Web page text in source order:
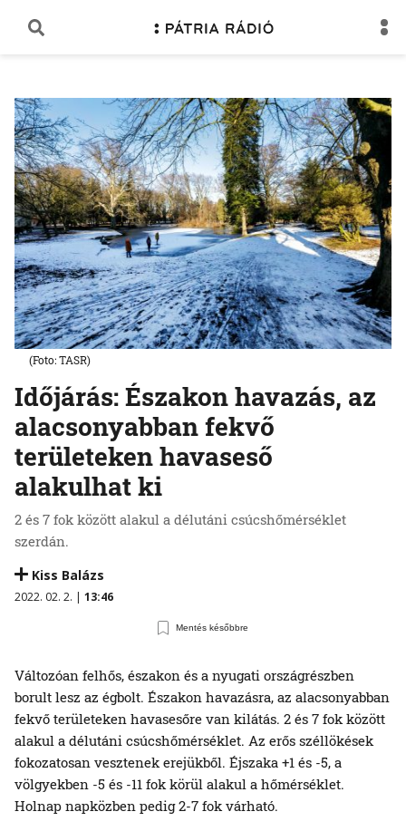
Időjárás: Északon havazás, az
alacsonyabban fekvő
területeken havaseső
alakulhat ki
2 és 7 fok között alakul a délutáni csúcshőmérséklet
szerdán.
Kiss Balázs
2022. 02. 2. | 13:46
Mentés későbbre
(Foto: TASR)
Változóan felhős, északon és a nyugati országrészben
borult lesz az égbolt. Északon havazásra, az alacsonyabban
fekvő területeken havasesőre van kilátás. 2 és 7 fok között
alakul a délutáni csúcshőmérséklet. Az erős széllökések
fokozatosan vesztenek erejükből. Éjszaka +1 és -5, a
völgyekben -5 és -11 fok körül alakul a hőmérséklet.
Holnap napközben pedig 2-7 fok várható.